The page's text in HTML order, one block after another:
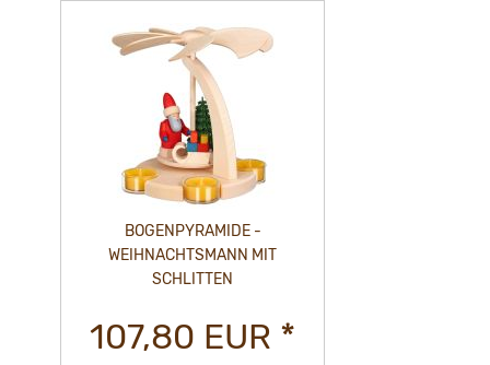
BOGENPYRAMIDE -
WEIHNACHTSMANN MIT
SCHLITTEN
107,80 EUR *